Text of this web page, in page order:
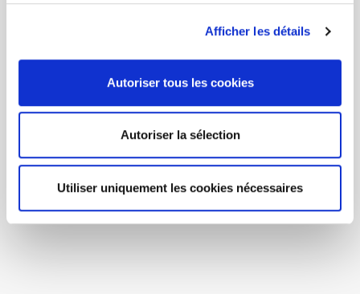
Afficher les détails
Autoriser tous les cookies
Autoriser la sélection
Utiliser uniquement les cookies nécessaires